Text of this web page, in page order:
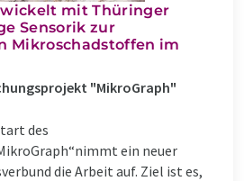
mit Thüringer
Sensorik zur
Mikroschadstoffen im
"MikroGraph"
des
ein neuer
die Arbeit auf. Ziel ist es,